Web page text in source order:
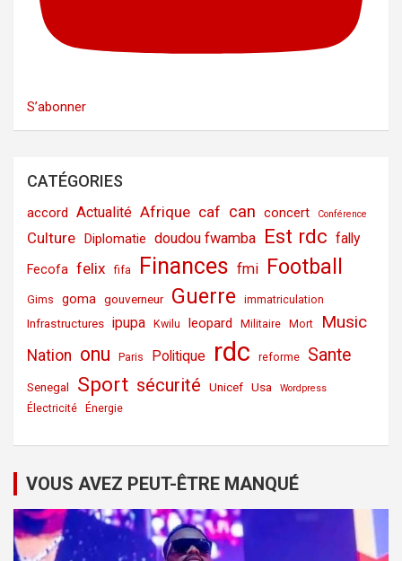
S’abonner
CATÉGORIES
accord Actualité Afrique caf can concert Conférence
Culture Diplomatie doudou fwamba Est rdc fally
Fecofa felix fifa Finances fmi Football
Gims goma gouverneur Guerre immatriculation
Infrastructures ipupa Kwilu leopard Militaire Mort Music
Nation onu Paris Politique rdc reforme Sante
Senegal Sport sécurité Unicef Usa Wordpress
Électricité Énergie
VOUS AVEZ PEUT-ÊTRE MANQUÉ